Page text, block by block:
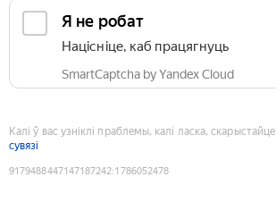
Я не робат
Націсніце, каб працягнуць
SmartCaptcha by Yandex Cloud
Калі ў вас узніклі праблемы, калі ласка, скарыстайце
сувязі
9179488447147187242:1786052478